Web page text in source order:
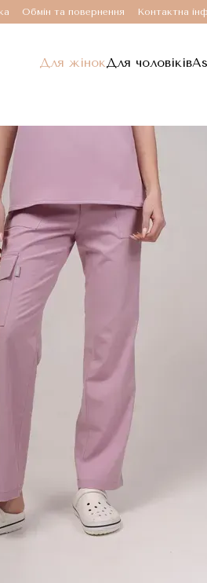
Обмін та повернення Контактна
Для жінокДля чоловіків